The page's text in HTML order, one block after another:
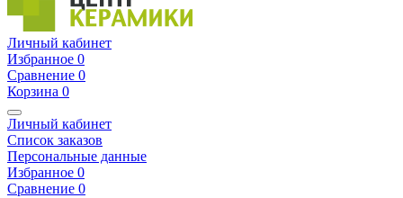
Личный кабинет
Избранное 0
Сравнение 0
Корзина 0
Личный кабинет
Список заказов
Персональные данные
Избранное 0
Сравнение 0